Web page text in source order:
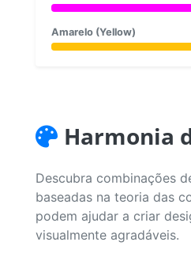
Amarelo (Yellow)
Harmonia
Descubra combinações
baseadas na teoria das
podem ajudar a criar
visualmente agradáveis.